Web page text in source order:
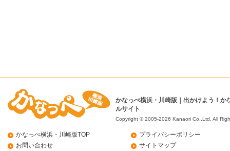
かなっぺ横浜・川崎版｜出かけよう！か
ルサイト
Copyright © 2005-2026 Kanaori Co.,Ltd. All
かなっぺ横浜・川崎版TOP
お問い合わせ
プライバシーポリシー
サイトマップ